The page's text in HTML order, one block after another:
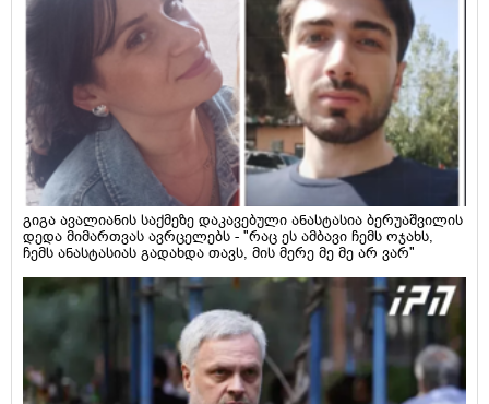
გიგა ავალიანის საქმეზე დაკავებული ანასტასია ბერუაშვილის
დედა მიმართვას ავრცელებს - "რაც ეს ამბავი ჩემს ოჯახს,
ჩემს ანასტასიას გადახდა თავს, მის მერე მე მე არ ვარ"